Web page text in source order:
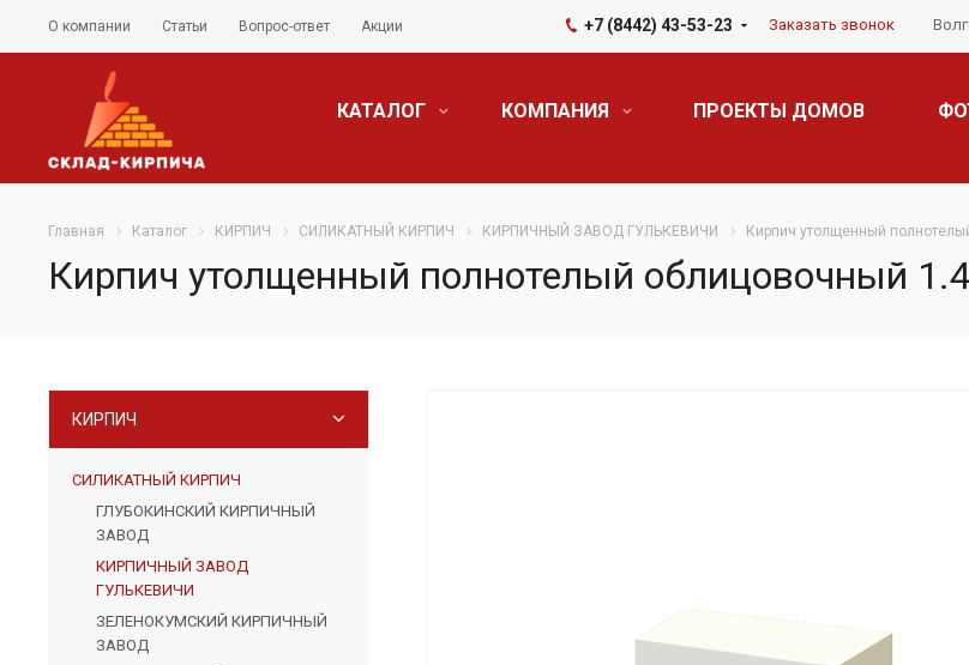
О компании Статьи Вопрос-ответ Акции +7 (8442) 43-53-23 Заказать звонок
КАТАЛОГ КОМПАНИЯ ПРОЕКТЫ ДОМОВ
Главная Каталог КИРПИЧ СИЛИКАТНЫЙ КИРПИЧ КИРПИЧНЫЙ ЗАВОД ГУЛЬКЕВИЧИ Кирпич утолщенный
Кирпич утолщенный полнотелый облицовочный
КИРПИЧ
СИЛИКАТНЫЙ КИРПИЧ
ГЛУБОКИНСКИЙ КИРПИЧНЫЙ
ЗАВОД
КИРПИЧНЫЙ ЗАВОД
ГУЛЬКЕВИЧИ
ЗЕЛЕНОКУМСКИЙ КИРПИЧНЫЙ
ЗАВОД